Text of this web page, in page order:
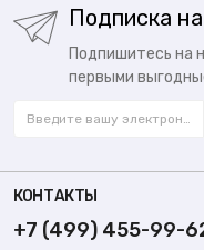
Подписка
Подпишитесь на
первыми
КОНТАКТЫ
+7 (499) 455-99-